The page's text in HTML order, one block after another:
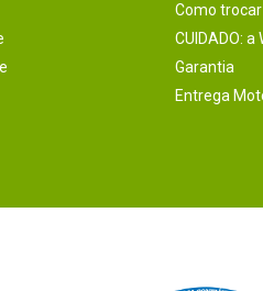
Como
CUIDADO:
Garantia
Entrega